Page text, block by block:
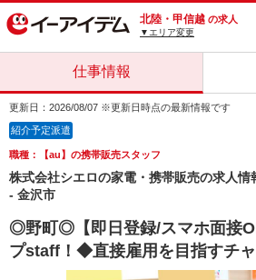
北陸・甲信越 の求人
▼エリア変更
仕事情報
更新日：2026/08/07 ※更新日時点の最新情報です
紹介予定派遣
職種：【au】の携帯販売スタッフ
株式会社シエロの家電・携帯販売の求人情
- 金沢市
◎野町◎【即日登録/スマホ面接
プstaff！◆直接雇用を目指すチ